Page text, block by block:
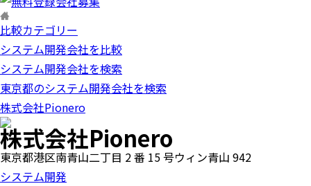
比較カテゴリー
システム開発会社を比較
システム開発会社を検索
東京都のシステム開発会社を検索
株式会社Pionero
株式会社Pionero
東京都港区南青山二丁目 2 番 15 号ウィン青山 942
システム開発